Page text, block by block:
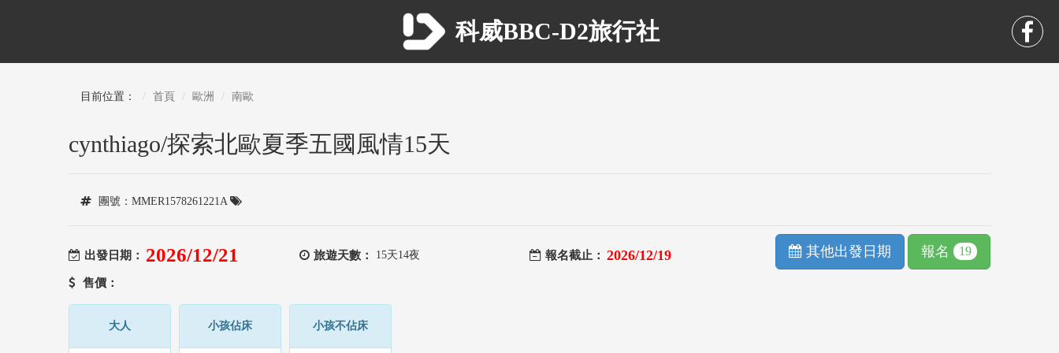
科威BBC-D2旅行社
目前位置： 首頁 歐洲 南歐
cynthiago/探索北歐夏季五國風情15天
團號：MMER1578261221A
出發日期： 2026/12/21 旅遊天數： 15天14夜 報名截止： 2026/12/19 其他出發日期 報名 19
售價：
大人 小孩佔床 小孩不佔床